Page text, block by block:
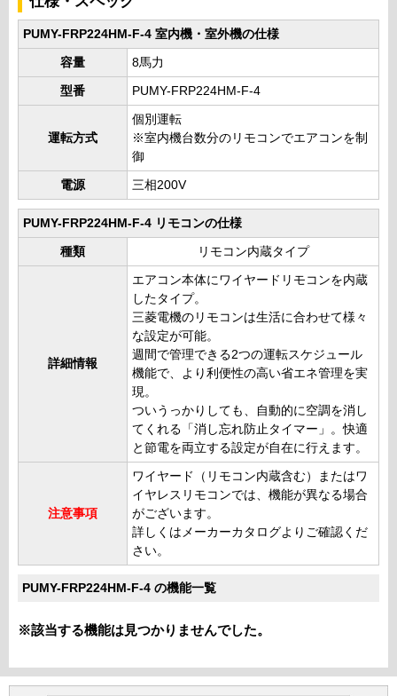
PUMY-FRP224HM-F-4 室内機・室外機の仕様
容量 8馬力
型番 PUMY-FRP224HM-F-4
運転方式
個別運転
※室内機台数分のリモコンでエアコンを制
御
電源 三相200V
PUMY-FRP224HM-F-4 リモコンの仕様
種類 リモコン内蔵タイプ
詳細情報
エアコン本体にワイヤードリモコンを内蔵
したタイプ。
三菱電機のリモコンは生活に合わせて様々
な設定が可能。
週間で管理できる2つの運転スケジュール
機能で、より利便性の高い省エネ管理を実
現。
ついうっかりしても、自動的に空調を消し
てくれる「消し忘れ防止タイマー」。快適
と節電を両立する設定が自在に行えます。
注意事項
ワイヤード（リモコン内蔵含む）またはワ
イヤレスリモコンでは、機能が異なる場合
がございます。
詳しくはメーカーカタログよりご確認くだ
さい。
PUMY-FRP224HM-F-4 の機能一覧
※該当する機能は見つかりませんでした。